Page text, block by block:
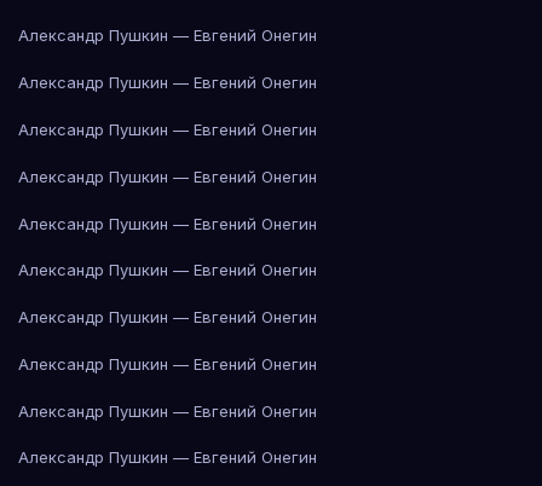
Александр Пушкин — Евгений Онегин
Александр Пушкин — Евгений Онегин
Александр Пушкин — Евгений Онегин
Александр Пушкин — Евгений Онегин
Александр Пушкин — Евгений Онегин
Александр Пушкин — Евгений Онегин
Александр Пушкин — Евгений Онегин
Александр Пушкин — Евгений Онегин
Александр Пушкин — Евгений Онегин
Александр Пушкин — Евгений Онегин